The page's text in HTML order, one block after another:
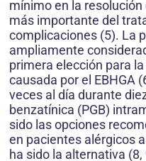
mínimo en la
más importante del
complicaciones (5). La
ampliamente
primera elección para
causada por el EBHGA
veces al día durante
benzatínica (PGB)
sido las opciones
en pacientes alérgicos
ha sido la alternativa